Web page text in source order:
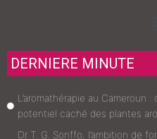
DERNIERE MINUTE
L’aromathérapie au Cameroun
potentiel caché des plantes
Dr T. G. Sonffo, l’ambition de